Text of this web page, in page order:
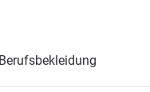
Berufsbekleidung